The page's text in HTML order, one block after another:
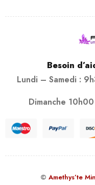
Besoin
Lundi – Samedi :
Dimanche
© Amethys’te